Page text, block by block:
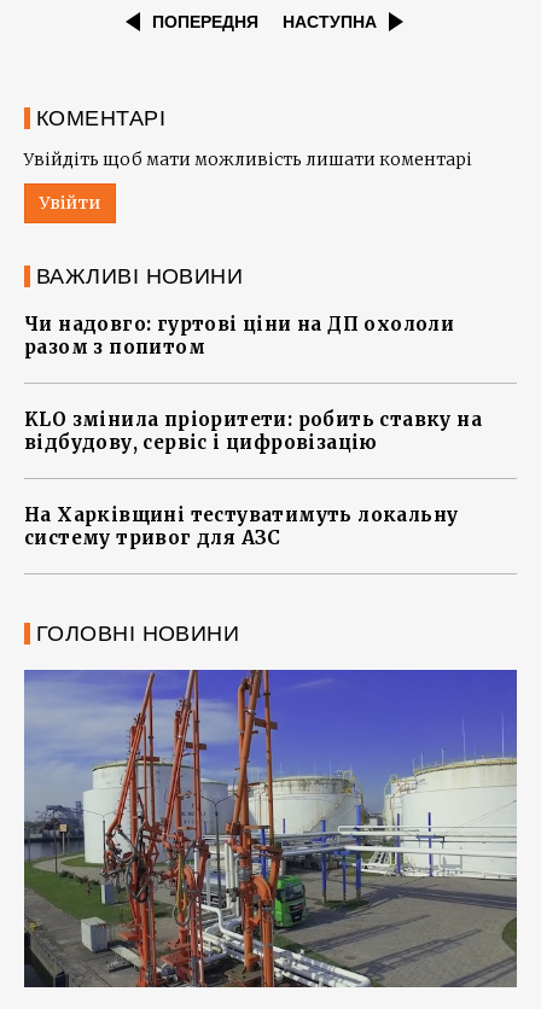
ПОПЕРЕДНЯ НАСТУПНА
КОМЕНТАРІ
Увійдіть щоб мати можливість лишати коментарі
Увійти
ВАЖЛИВІ НОВИНИ
Чи надовго: гуртові ціни на ДП охололи
разом з попитом
KLO змінила пріоритети: робить ставку на
відбудову, сервіс і цифровізацію
На Харківщині тестуватимуть локальну
систему тривог для АЗС
ГОЛОВНІ НОВИНИ